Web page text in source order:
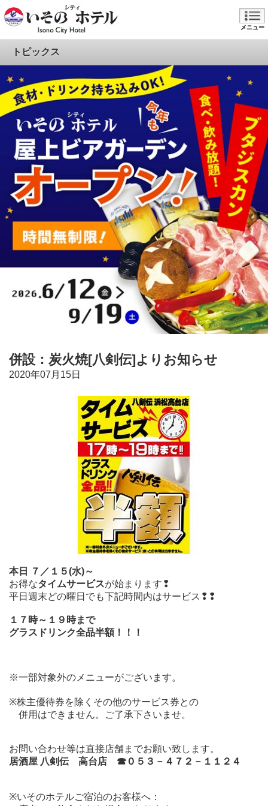
メニュー
トピックス
併設：炭火焼[八剣伝]よりお知らせ
2020年07月15日
本日 ７／１５(水)～
お得なタイムサービスが始まります❢
平日週末どの曜日でも下記時間内はサービス❢❢
１７時～１９時まで
グラスドリンク全品半額！！！
※一部対象外のメニューがございます。
※株主優待券を除くその他のサービス券との
併用はできません。ご了承下さいませ。
お問い合わせ等は直接店舗までお願い致します。
居酒屋 八剣伝 高台店 ☎０５３－４７２－１１２４
※いそのホテルご宿泊のお客様へ：